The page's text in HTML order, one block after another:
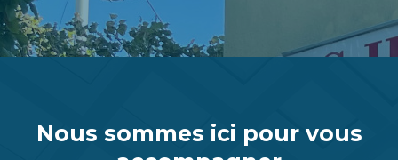
Nous sommes ici pour vous